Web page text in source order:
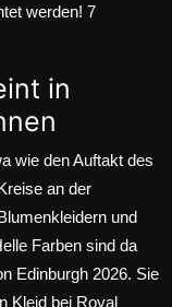
werden! 7
in
wie den Auftakt des
an der
und
Farben sind da
Edinburgh 2026. Sie
Kleid bei Royal